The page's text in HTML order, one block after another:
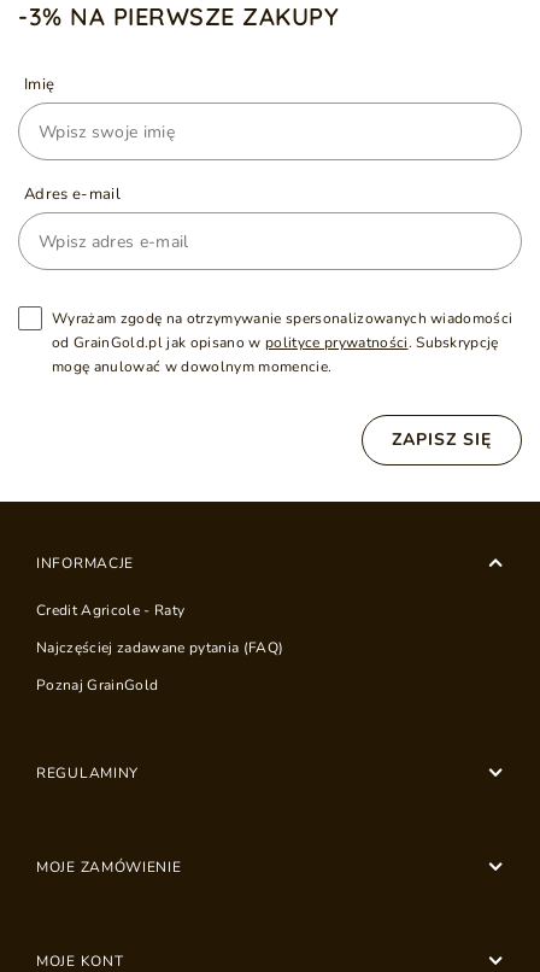
-3% NA PIERWSZE ZAKUPY
Imię
Adres e-mail
Wyrażam zgodę na otrzymywanie spersonalizowanych wiadomości
od GrainGold.pl jak opisano w polityce prywatności. Subskrypcję
mogę anulować w dowolnym momencie.
ZAPISZ SIĘ
INFORMACJE
Credit Agricole - Raty
Najczęściej zadawane pytania (FAQ)
Poznaj GrainGold
REGULAMINY
MOJE ZAMÓWIENIE
MOJE KONT